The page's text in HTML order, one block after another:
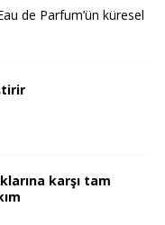
de Parfum’ün küresel
karşı tam